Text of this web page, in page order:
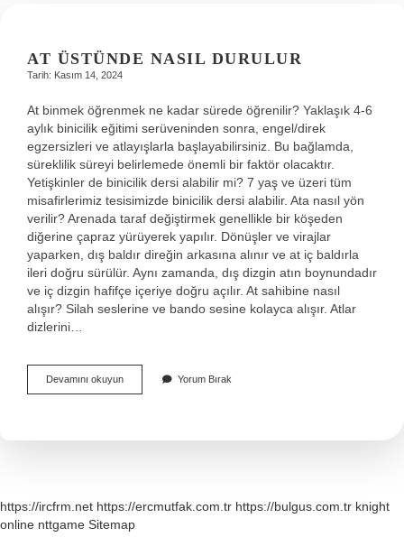
AT ÜSTÜNDE NASIL DURULUR
Tarih: Kasım 14, 2024
At binmek öğrenmek ne kadar sürede öğrenilir? Yaklaşık 4-6
aylık binicilik eğitimi serüveninden sonra, engel/direk
egzersizleri ve atlayışlarla başlayabilirsiniz. Bu bağlamda,
süreklilik süreyi belirlemede önemli bir faktör olacaktır.
Yetişkinler de binicilik dersi alabilir mi? 7 yaş ve üzeri tüm
misafirlerimiz tesisimizde binicilik dersi alabilir. Ata nasıl yön
verilir? Arenada taraf değiştirmek genellikle bir köşeden
diğerine çapraz yürüyerek yapılır. Dönüşler ve virajlar
yaparken, dış baldır direğin arkasına alınır ve at iç baldırla
ileri doğru sürülür. Aynı zamanda, dış dizgin atın boynundadır
ve iç dizgin hafifçe içeriye doğru açılır. At sahibine nasıl
alışır? Silah seslerine ve bando sesine kolayca alışır. Atlar
dizlerini…
Devamını okuyunAt
Üstünde
Yorum Bırak
https://ircfrm.net https://ercmutfak.com.tr https://bulgus.com.tr knight
online nttgame Sitemap